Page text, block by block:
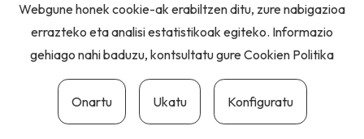
Webgune honek cookie-ak erabiltzen ditu, zure nabigazioa
errazteko eta analisi estatistikoak egiteko. Informazio
gehiago nahi baduzu, kontsultatu gureCookien Politika
Onartu Ukatu Konfiguratu